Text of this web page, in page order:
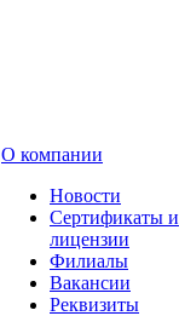
О компании
Новости
Сертификаты и
лицензии
Филиалы
Вакансии
Реквизиты